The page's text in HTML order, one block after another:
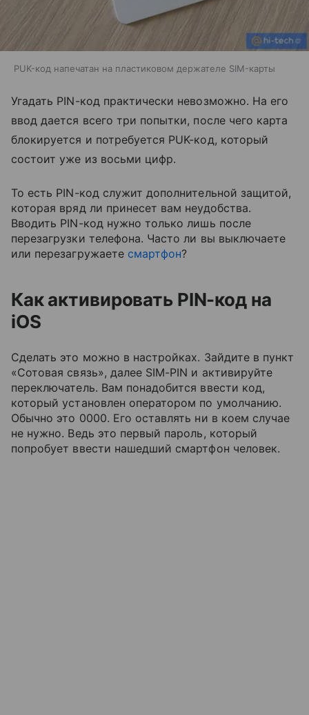
PUK-код напечатан на пластиковом держателе SIM-карты
Угадать PIN-код практически невозможно. На его
ввод дается всего три попытки, после чего карта
блокируется и потребуется PUK-код, который
состоит уже из восьми цифр.
То есть PIN-код служит дополнительной защитой,
которая вряд ли принесет вам неудобства.
Вводить PIN-код нужно только лишь после
перезагрузки телефона. Часто ли вы выключаете
или перезагружаете смартфон?
Как активировать PIN-код на
iOS
Сделать это можно в настройках. Зайдите в пункт
«Сотовая связь», далее SIM-PIN и активируйте
переключатель. Вам понадобится ввести код,
который установлен оператором по умолчанию.
Обычно это 0000. Его оставлять ни в коем случае
не нужно. Ведь это первый пароль, который
попробует ввести нашедший смартфон человек.